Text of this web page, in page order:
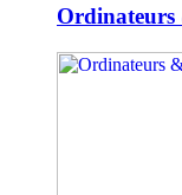
Ordinateurs